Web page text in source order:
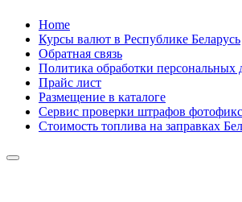
Skip
content
Home
Курсы валют в Республике Беларусь
Обратная связь
Политика обработки персональных
Прайс лист
Размещение в каталоге
Сервис проверки штрафов
Стоимость топлива на заправках